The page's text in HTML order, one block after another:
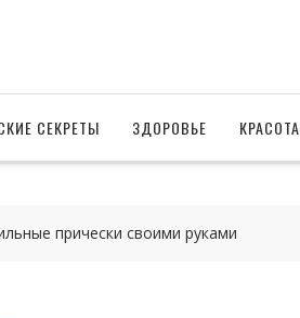
СЕКРЕТЫ ЗДОРОВЬЕ КРАСОТА
прически своими руками